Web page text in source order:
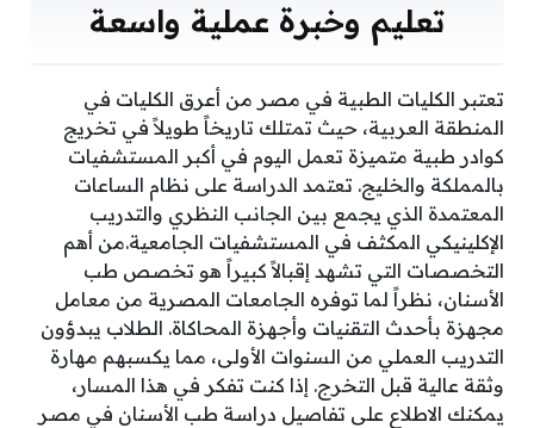
تعليم وخبرة عملية واسعة
تعتبر الكليات الطبية في مصر من أعرق الكليات في
المنطقة العربية، حيث تمتلك تاريخاً طويلاً في تخريج
كوادر طبية متميزة تعمل اليوم في أكبر المستشفيات
بالمملكة والخليج. تعتمد الدراسة على نظام الساعات
المعتمدة الذي يجمع بين الجانب النظري والتدريب
الإكلينيكي المكثف في المستشفيات الجامعية.من أهم
التخصصات التي تشهد إقبالاً كبيراً هو تخصص طب
الأسنان، نظراً لما توفره الجامعات المصرية من معامل
مجهزة بأحدث التقنيات وأجهزة المحاكاة. الطلاب يبدؤون
التدريب العملي من السنوات الأولى، مما يكسبهم مهارة
وثقة عالية قبل التخرج. إذا كنت تفكر في هذا المسار،
يمكنك الاطلاع على تفاصيل دراسة طب الأسنان في مصر